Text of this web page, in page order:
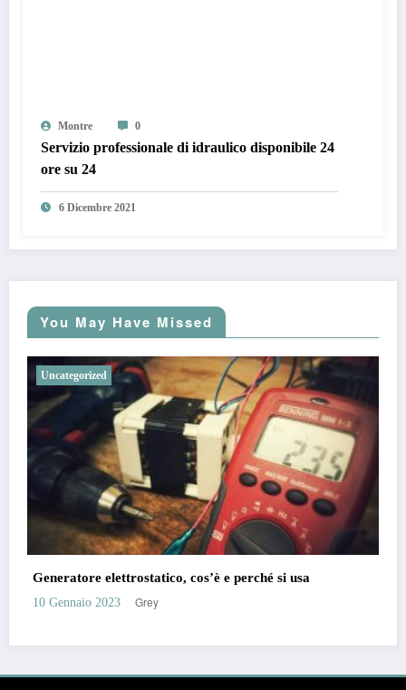
Montre 0
Servizio professionale di idraulico disponibile 24
ore su 24
6 Dicembre 2021
You May Have Missed
Uncategorized
Generatore elettrostatico, cos’è e perché si usa
10 Gennaio 2023 Grey